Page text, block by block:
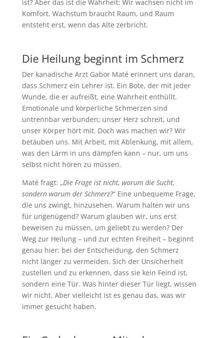
ist? Aber das ist die Wahrheit: Wir wachsen nicht im
Komfort. Wachstum braucht Raum, und Raum
entsteht erst, wenn das Alte zerbricht.
Die Heilung beginnt im Schmerz
Der kanadische Arzt Gabor Maté erinnert uns daran,
dass Schmerz ein Lehrer ist. Ein Bote, der mit jeder
Wunde, die er aufreißt, eine Wahrheit enthüllt.
Emotionale und körperliche Schmerzen sind
untrennbar verbunden; unser Herz schreit, und
unser Körper hört mit. Doch was machen wir? Wir
betäuben uns. Mit Arbeit, mit Ablenkung, mit allem,
was den Lärm in uns dämpfen kann – nur, um uns
selbst nicht hören zu müssen.
Maté fragt: „Die Frage ist nicht, warum die Sucht,
sondern warum der Schmerz?“ Eine unbequeme Frage,
die uns zwingt, hinzusehen. Warum halten wir uns
für ungenügend? Warum glauben wir, uns erst
beweisen zu müssen, um geliebt zu werden? Der
Weg zur Heilung – und zur echten Freiheit – beginnt
genau hier: bei der Entscheidung, den Schmerz
nicht länger zu vermeiden. Sich der Unsicherheit
zustellen und zu erkennen, dass sie kein Feind ist,
sondern eine Tür. Was hinter dieser Tür liegt, wissen
wir nicht. Aber vielleicht ist es genau das, was wir
immer gesucht haben.